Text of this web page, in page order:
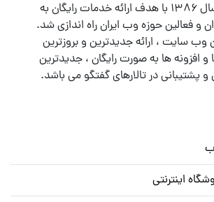
پرشین اسکریپت در سال ۱۳۸۶ با هدف ارائه خدمات رایگان به
و فعالین حوزه وب ایران راه اندازی شد.
وب سایت ، ارائه جدیدترین و بروزترین
افزونه ها به صورت رایگان ، جدیدترین
پشتیبانی در تالارهای گفتگو می باشد.
اینترنتی